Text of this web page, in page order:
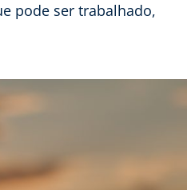
pode ser trabalhado,